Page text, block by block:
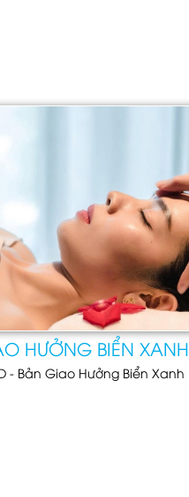
HƯỞNG BIỂN XANH
- Bản Giao Hưởng Biển Xanh